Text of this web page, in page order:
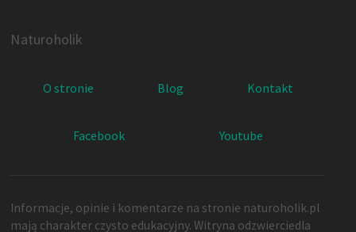
Naturoholik
O stronie Blog Kontakt
Facebook Youtube
Informacje, opinie i komentarze na stronie naturoholik.pl
mają charakter czysto edukacyjny. Witryna odzwierciedla